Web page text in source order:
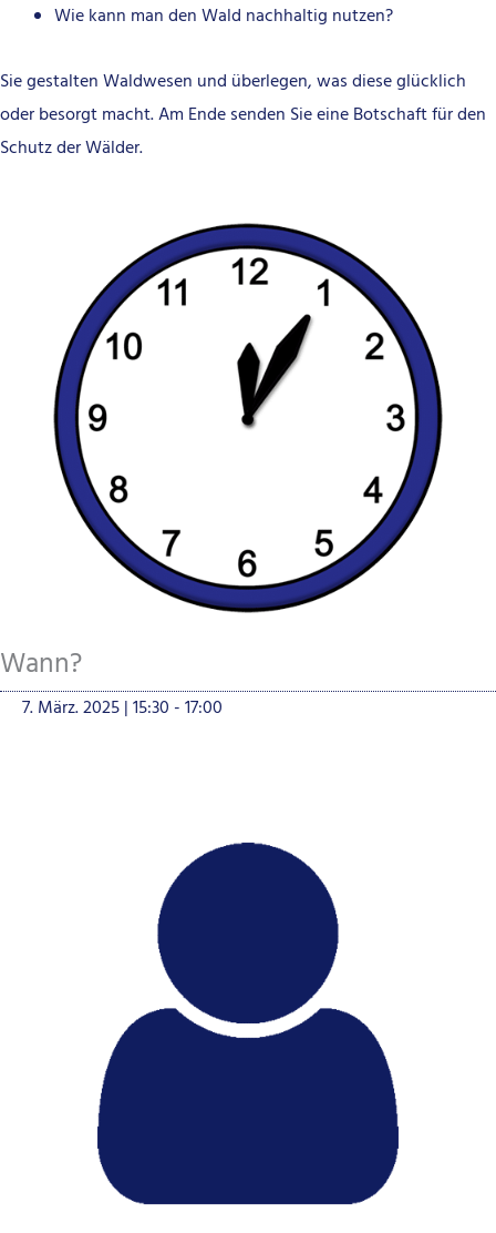
Wie kann man den Wald nachhaltig nutzen?
Sie gestalten Waldwesen und überlegen, was diese glücklich
oder besorgt macht. Am Ende senden Sie eine Botschaft für den
Schutz der Wälder.
Wann?
7. März. 2025 | 15:30 -17:00